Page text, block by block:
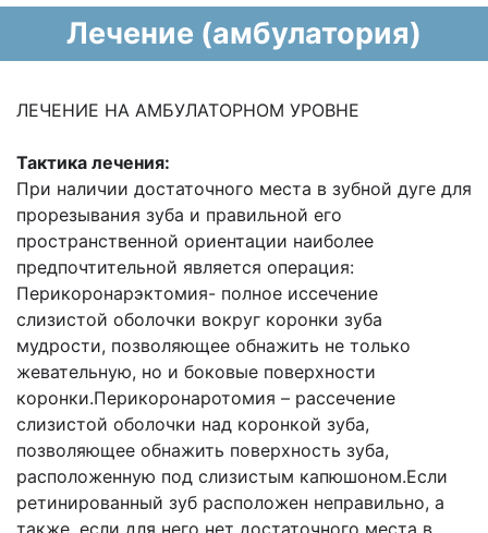
Лечение (амбулатория)
ЛЕЧЕНИЕ НА АМБУЛАТОРНОМ УРОВНЕ
Тактика лечения:
При наличии достаточного места в зубной дуге для
прорезывания зуба и правильной его
пространственной ориентации наиболее
предпочтительной является операция:
Перикоронарэктомия- полное иссечение
слизистой оболочки вокруг коронки зуба
мудрости, позволяющее обнажить не только
жевательную, но и боковые поверхности
коронки.Перикоронаротомия – рассечение
слизистой оболочки над коронкой зуба,
позволяющее обнажить поверхность зуба,
расположенную под слизистым капюшоном.Если
ретинированный зуб расположен неправильно, а
также, если для него нет достаточного места в